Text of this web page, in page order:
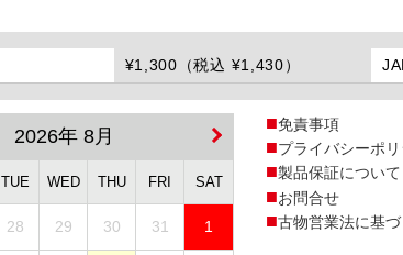
¥1,300（税込 ¥1,430）
2026年 8月
TUE WED THU FRI SAT
28 29 30 31 1
免責事項
プライバシーポ
製品保証について
お問合せ
古物営業法に基